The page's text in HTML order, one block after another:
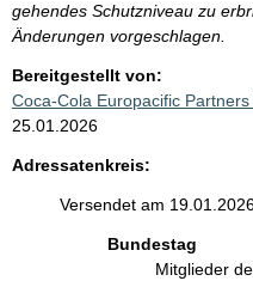
gehendes Schutzniveau zu
Änderungen vorgeschlagen.
Bereitgestellt von:
Coca-Cola Europacific
25.01.2026
Adressatenkreis:
Versendet am
Bundestag
Mitglieder